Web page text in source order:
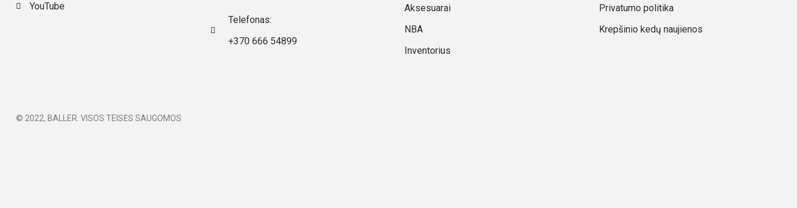
YouTube
Telefonas:
+370 666 54899
Aksesuarai
NBA
Inventorius
Privatumo politika
Krepšinio kedų naujienos
© 2022, BALLER. VISOS TEISĖS SAUGOMOS